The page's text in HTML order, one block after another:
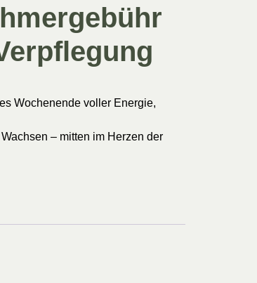
Wochenende voller Energie,
– mitten im Herzen der